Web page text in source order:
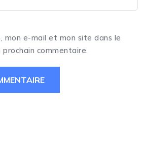
mon e-mail et mon site dans le
commentaire.